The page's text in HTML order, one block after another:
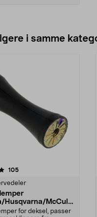
i samme
105anmeldelser
Husqvarna/McCullo
for deksel, passer
5.0 av 5 stjerner